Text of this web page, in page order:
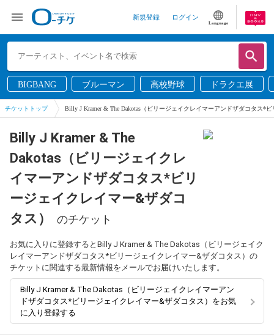
新規登録 ログイン
Language
BIGBANG ブルーマン 高校野球 ドラクエ展
チケットトップ Billy J Kramer & The Dakotas（ビリージェイクレイマーアンドザダコタス*
Billy J Kramer & The
Dakotas（ビリージェイクレ
イマーアンドザダコタス*ビリ
ージェイクレイマー&ザダコ
タス）
のチケット
お気に入りに登録するとBilly J Kramer & The Dakotas（ビリージェイク
レイマーアンドザダコタス*ビリージェイクレイマー&ザダコタス）の
チケットに関連する最新情報をメールでお届けいたします。
Billy J Kramer & The Dakotas（ビリージェイクレイマーアン
ドザダコタス*ビリージェイクレイマー&ザダコタス）をお気
に入り登録する